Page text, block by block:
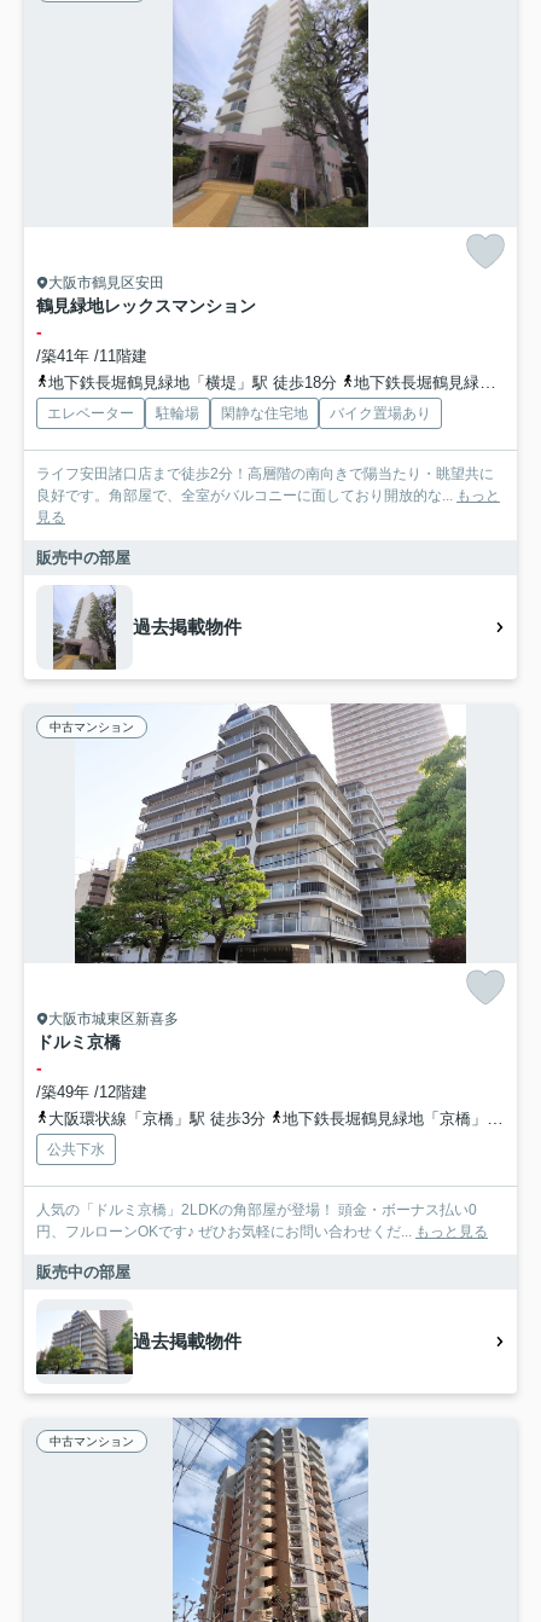
大阪市鶴見区安田
鶴見緑地レックスマンション
-
/築41年 /11階建
地下鉄長堀鶴見緑地「横堤」駅 徒歩18分
地下鉄長堀鶴見緑地「鶴見緑地」駅 徒歩18分
エレベーター 駐輪場 閑静な住宅地 バイク置場あり
ライフ安田諸口店まで徒歩2分！高層階の南向きで陽当たり・眺望共に
良好です。角部屋で、全室がバルコニーに面しており開放的な... もっと
見る
販売中の部屋
過去掲載物件
中古マンション
大阪市城東区新喜多
ドルミ京橋
-
/築49年 /12階建
大阪環状線「京橋」駅 徒歩3分
地下鉄長堀鶴見緑地「京橋」駅 徒歩7分
公共下水
人気の「ドルミ京橋」2LDKの角部屋が登場！ 頭金・ボーナス払い0
円、フルローンOKです♪ ぜひお気軽にお問い合わせくだ... もっと見る
販売中の部屋
過去掲載物件
中古マンション